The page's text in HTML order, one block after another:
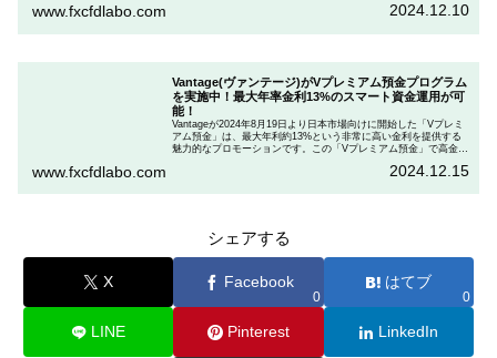
ます。さらに、TradingCultがほぼ定期的に実施している割引コー
www.fxcfdlabo.com 2024.12.10
Vantage(ヴァンテージ)がVプレミアム預金プログラム
を実施中！最大年率金利13%のスマート資金運用が可
能！
Vantageが2024年8月19日より日本市場向けに開始した「Vプレミ
アム預金」は、最大年利約13%という非常に高い金利を提供する
魅力的なプロモーションです。この「Vプレミアム預金」で高金利
「Vプレミアム預金」を行いたい人は、この記事をしっかりと読ん
www.fxcfdlabo.com 2024.12.15
シェアする
X Facebook
0
はてブ
0
LINE Pinterest LinkedIn